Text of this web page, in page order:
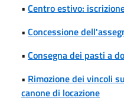
• Centro estivo:
• Concessione
• Consegna dei pasti a
• Rimozione dei vincoli
canone di locazione